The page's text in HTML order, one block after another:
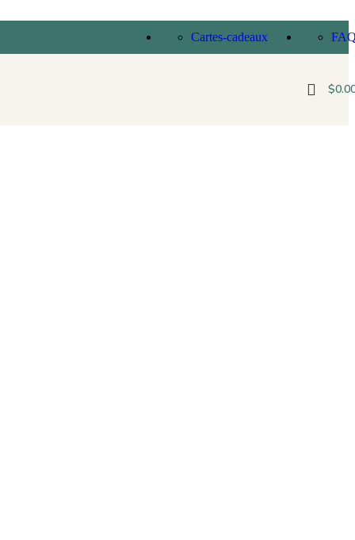
Cartes-cadeaux
$